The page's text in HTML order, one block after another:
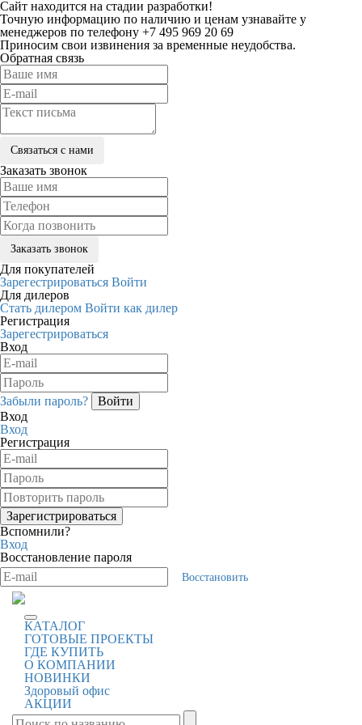
Сайт находится на стадии разработки!
Точную информацию по наличию и ценам узнавайте у
менеджеров по телефону +7 495 969 20 69
Приносим свои извинения за временные неудобства.
Обратная связь
Заказать звонок
Для покупателей
Зарегестрироваться Войти
Для дилеров
Стать дилером Войти как дилер
Регистрация
Зарегестрироваться
Вход
Забыли пароль?
Вход
Вход
Регистрация
Вспомнили?
Вход
Восстановление пароля
Восстановить
КАТАЛОГ
ГОТОВЫЕ ПРОЕКТЫ
ГДЕ КУПИТЬ
О КОМПАНИИ
НОВИНКИ
Здоровый офис
АКЦИИ